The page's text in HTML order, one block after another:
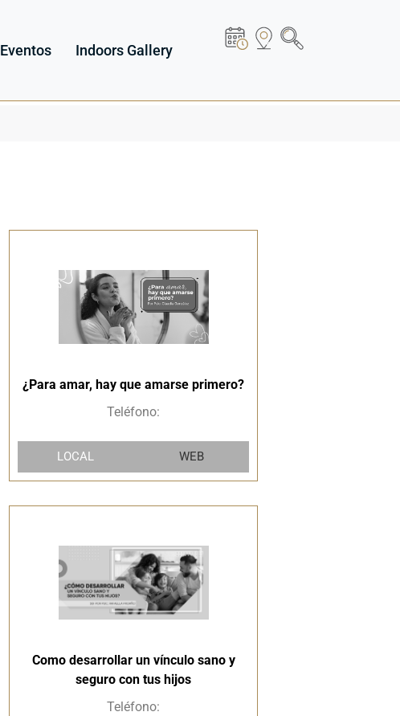
Eventos Indoors Gallery
¿Para amar, hay que amarse primero?
Teléfono:
LOCAL WEB
Como desarrollar un vínculo sano y
seguro con tus hijos
Teléfono: